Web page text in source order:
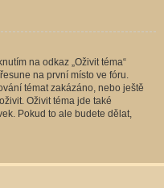
na odkaz „Oživit téma“
na první místo ve fóru.
témat zakázáno, nebo ještě
Oživit téma jde také
Pokud to ale budete dělat,